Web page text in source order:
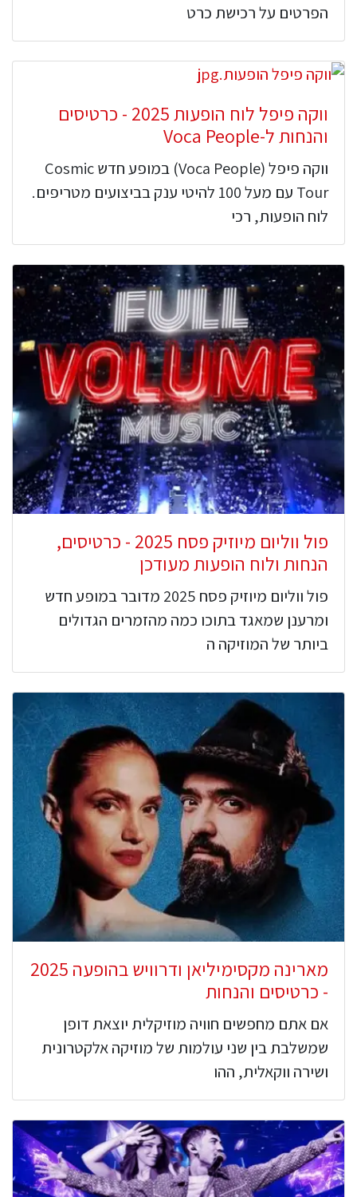
הפרטים על רכישת כרט
ווקה פיפל לוח הופעות 2025 - כרטיסים
והנחות ל-Voca People
ווקה פיפל (Voca People) במופע חדש Cosmic
Tour עם מעל 100 להיטי ענק בביצועים מטריפים.
לוח הופעות, רכי
פול ווליום מיוזיק פסח 2025 - כרטיסים,
הנחות ולוח הופעות מעודכן
פול ווליום מיוזיק פסח 2025 מדובר במופע חדש
ומרענן שמאגד בתוכו כמה מהזמרים הגדולים
ביותר של המוזיקה ה
מארינה מקסימיליאן ודרוויש בהופעה 2025
- כרטיסים והנחות
אם אתם מחפשים חוויה מוזיקלית יוצאת דופן
שמשלבת בין שני עולמות של מוזיקה אלקטרונית
ושירה ווקאלית, ההו